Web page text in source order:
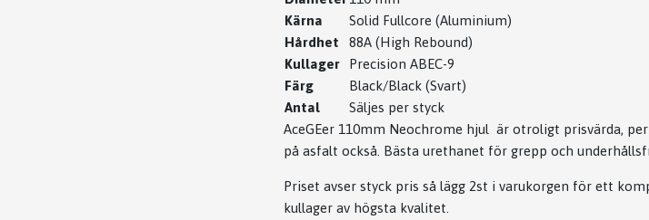
Kärna
Solid Fullcore (Aluminium)
Hårdhet
88A (High Rebound)
Kullager
Precision ABEC-9
Färg
Black/Black (Svart)
Antal
Säljes per styck
AceGEer 110mm Neochrome hjul är otroligt prisvärda,
på asfalt också. Bästa urethanet för grepp och
Priset avser styck pris så lägg 2st i varukorgen för ett
kullager av högsta kvalitet.